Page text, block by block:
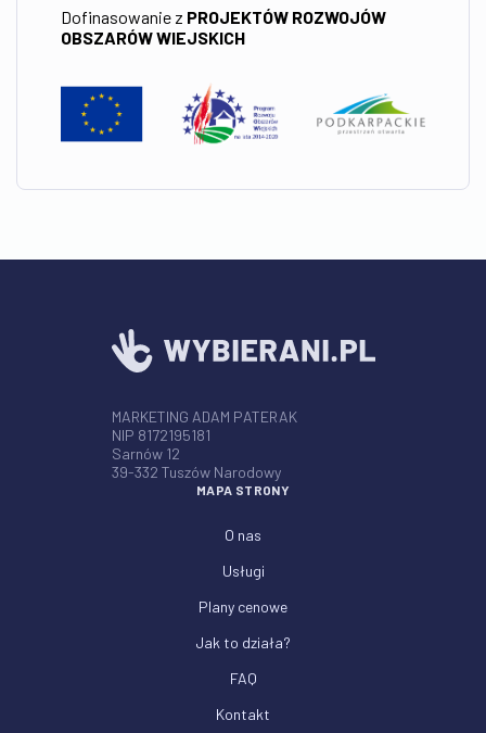
Dofinasowanie z PROJEKTÓW ROZWOJÓW
OBSZARÓW WIEJSKICH
MARKETING ADAM PATERAK
NIP 8172195181
Sarnów 12
39-332 Tuszów Narodowy
MAPA STRONY
O nas
Usługi
Plany cenowe
Jak to działa?
FAQ
Kontakt